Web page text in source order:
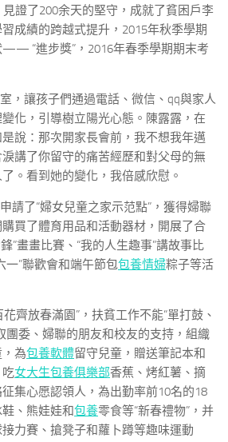
證了200余天的堅守，成就了貧困戶李
成績的跨越式提升，2015年秋季學期
“進步獎”，2016年春季學期期末考
，讓孩子們通過電話、微信、qq與家人
化，引導樹立陽光心態。陳露露，在
說：那次開家長會前，我不想我年邁
講了你留守的痛苦經歷和對父母的無
。看到她的變化，我倍感欣慰。
請了“婦女兒童之家示范點”，獲得婦聯
買了體育用品和活動器材，開展了合
”畫畫比賽、“我的人生趣事”講故事比
一”聯歡會和端午節包包養情婦粽子等活
齊放春滿園”，扶貧工作不能“單打鼓、
團委、婦聯的朋友和校友的支持，組織
為包養軟體留守兒童，贈送筆記本和
吃女大生包養俱樂部香蕉、烤紅薯、摘
集心愿認領人，為出勤率前10名的18
、熊娃娃和包養零食等“新春禮物”，并
力賽、搶凳子和蘿卜蹲等趣味運動